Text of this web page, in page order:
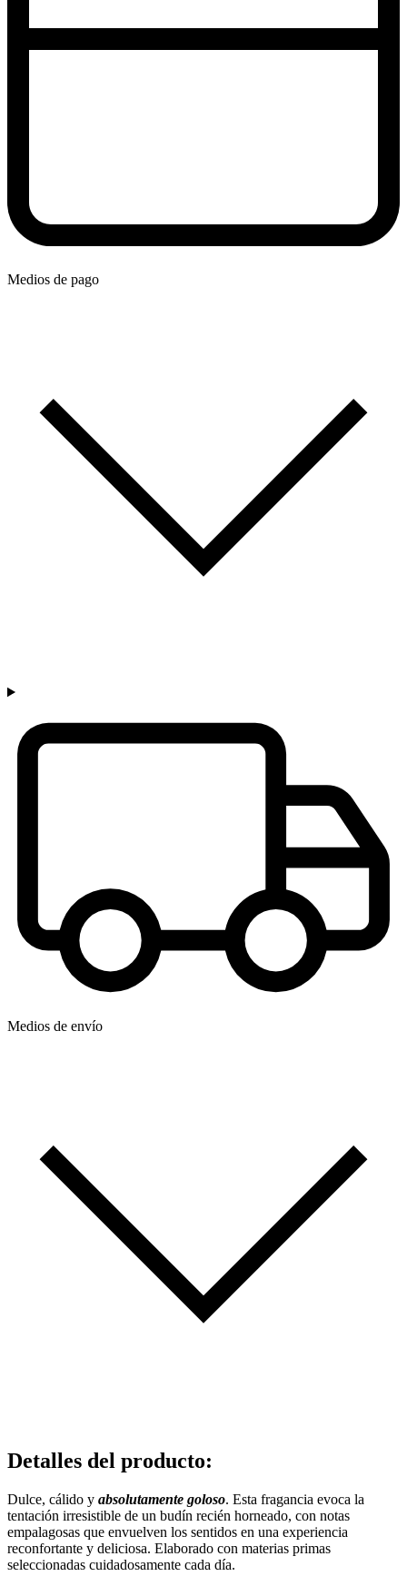
Medios de pago
Medios de envío
Detalles del producto:
Dulce, cálido y absolutamente goloso. Esta fragancia evoca la
tentación irresistible de un budín recién horneado, con notas
empalagosas que envuelven los sentidos en una experiencia
reconfortante y deliciosa. Elaborado con materias primas
seleccionadas cuidadosamente cada día.